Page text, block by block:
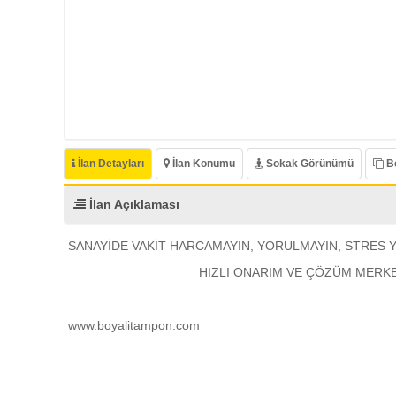
İlan Detayları İlan Konumu Sokak Görünümü
İlan Açıklaması
SANAYİDE VAKİT HARCAMAYIN, YORULMAYIN, STRES
HIZLI ONARIM VE ÇÖZÜM
www.boyalitampon.com